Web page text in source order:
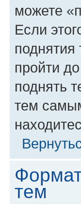
можете
Если
пройти
поднять
тем
тем